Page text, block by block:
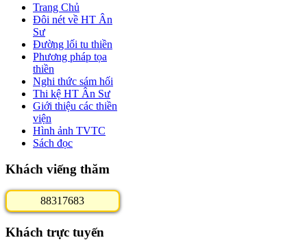
Trang Chủ
Đôi nét về HT Ân
Sư
Đường lối tu thiền
Phương pháp tọa
thiền
Nghi thức sám hối
Thi kệ HT Ân Sư
Giới thiệu các thiền
viện
Hình ảnh TVTC
Sách đọc
Khách viếng thăm
8831 7683
Khách trực tuyến